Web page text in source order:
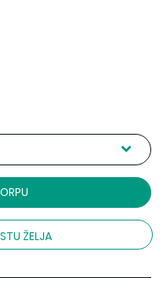
ŽELJA